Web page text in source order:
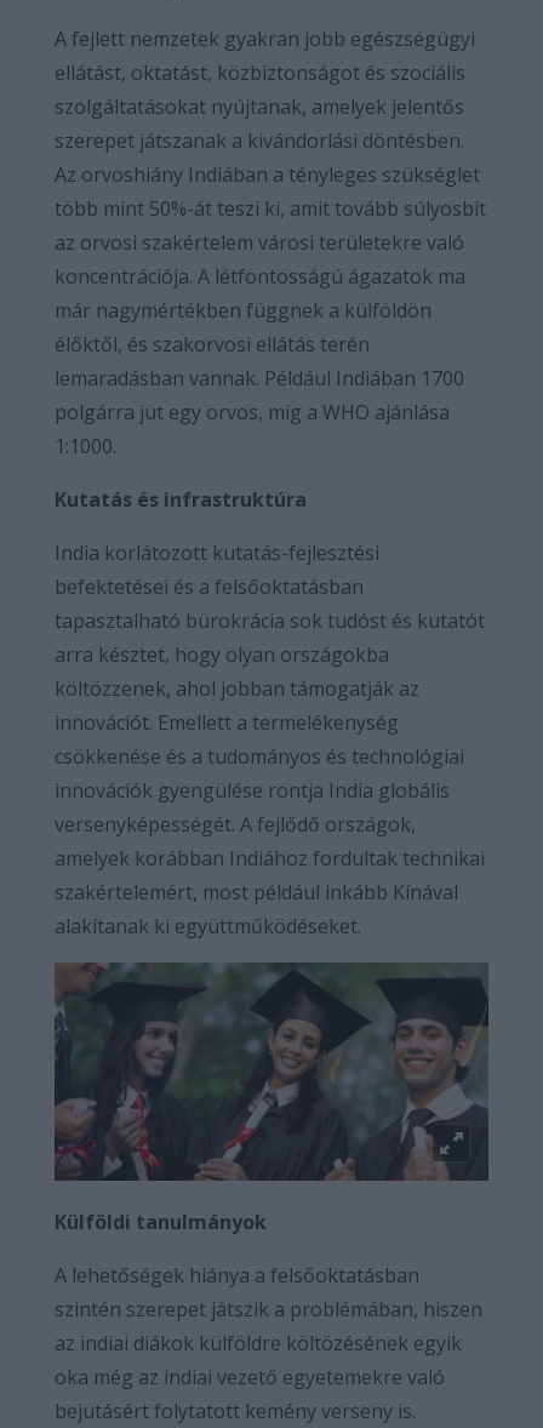
A fejlett nemzetek gyakran jobb egészségügyi
ellátást, oktatást, közbiztonságot és szociális
szolgáltatásokat nyújtanak, amelyek jelentős
szerepet játszanak a kivándorlási döntésben.
Az orvoshiány Indiában a tényleges szükséglet
több mint 50%-át teszi ki, amit tovább súlyosbít
az orvosi szakértelem városi területekre való
koncentrációja. A létfontosságú ágazatok ma
már nagymértékben függnek a külföldön
élőktől, és szakorvosi ellátás terén
lemaradásban vannak. Például Indiában 1700
polgárra jut egy orvos, míg a WHO ajánlása
1:1000.
Kutatás és infrastruktúra
India korlátozott kutatás-fejlesztési
befektetései és a felsőoktatásban
tapasztalható bürokrácia sok tudóst és kutatót
arra késztet, hogy olyan országokba
költözzenek, ahol jobban támogatják az
innovációt. Emellett a termelékenység
csökkenése és a tudományos és technológiai
innovációk gyengülése rontja India globális
versenyképességét. A fejlődő országok,
amelyek korábban Indiához fordultak technikai
szakértelemért, most például inkább Kínával
alakítanak ki együttműködéseket.
Külföldi tanulmányok
A lehetőségek hiánya a felsőoktatásban
szintén szerepet játszik a problémában, hiszen
az indiai diákok külföldre költözésének egyik
oka még az indiai vezető egyetemekre való
bejutásért folytatott kemény verseny is.